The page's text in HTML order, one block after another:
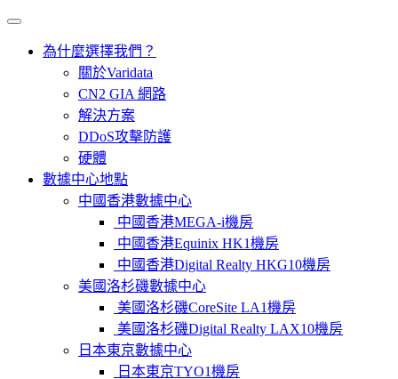
為什麼選擇我們？
關於Varidata
CN2 GIA 網路
解決方案
DDoS攻擊防護
硬體
數據中心地點
中國香港數據中心
中國香港MEGA-i機房
中國香港Equinix HK1機房
中國香港Digital Realty HKG10機房
美國洛杉磯數據中心
美國洛杉磯CoreSite LA1機房
美國洛杉磯Digital Realty LAX10機房
日本東京數據中心
日本東京TYO1機房